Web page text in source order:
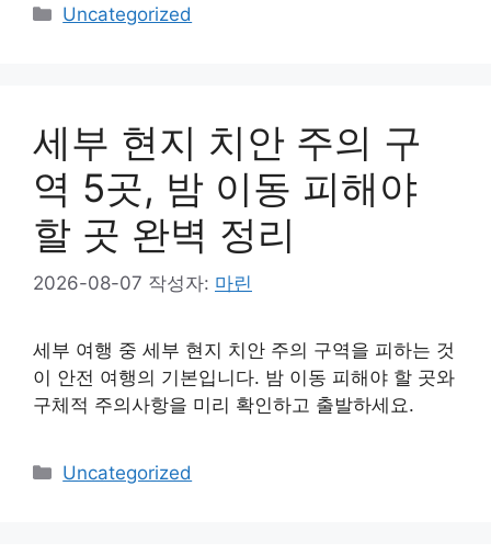
카
Uncategorized
세부 현지 치안 주의 구
역 5곳, 밤 이동 피해야
할 곳 완벽 정리
2026-08-07 작성자: 마린
세부 여행 중 세부 현지 치안 주의 구역을 피하는 것
이 안전 여행의 기본입니다. 밤 이동 피해야 할 곳와
구체적 주의사항을 미리 확인하고 출발하세요.
카
Uncategorized